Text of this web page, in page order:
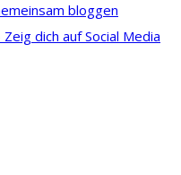
bloggen
dich auf Social Media